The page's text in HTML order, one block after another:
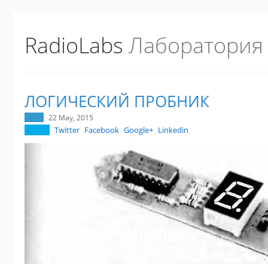
RadioLabs
ЛОГИЧЕСКИЙ ПРОБНИК
22 May, 2015
Twitter Facebook Google+ Linkedin